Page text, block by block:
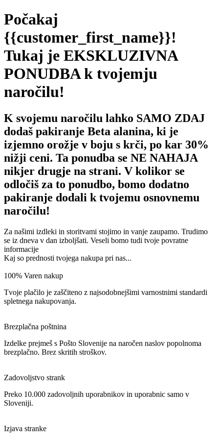
Počakaj
{{customer_first_name}}!
Tukaj je EKSKLUZIVNA
PONUDBA k tvojemju
naročilu!
K svojemu naročilu lahko SAMO ZDAJ
dodaš pakiranje Beta alanina, ki je
izjemno orožje v boju s krči, po kar 30%
nižji ceni. Ta ponudba se NE NAHAJA
nikjer drugje na strani. V kolikor se
odločiš za to ponudbo, bomo dodatno
pakiranje dodali k tvojemu osnovnemu
naročilu!
Za našimi izdleki in storitvami stojimo in vanje zaupamo. Trudimo
se iz dneva v dan izboljšati. Veseli bomo tudi tvoje povratne
informacije
Kaj so prednosti tvojega nakupa pri nas...
100% Varen nakup
Tvoje plačilo je zaščiteno z najsodobnejšimi varnostnimi standardi
spletnega nakupovanja.
Brezplačna poštnina
Izdelke prejmeš s Pošto Slovenije na naročen naslov popolnoma
brezplačno. Brez skritih stroškov.
Zadovoljstvo strank
Preko 10.000 zadovoljnih uporabnikov in uporabnic samo v
Sloveniji.
Izjava stranke